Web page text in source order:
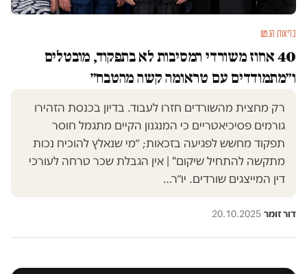
בריאות הנפש
40 אחוז משורדי המסיבות לא בתפקוד, מובטלים
ו״מתמודדים עם טראומה קשה מהטבח״
רק מחצית מהשורדים חזרו לעבוד. בדיון בכנסת הזהירו
גורמים פסיכיאטריים כי המנגנון הקיים מתגמל חוסר
תפקוד מחשש לפגיעה בזכאות; ״מי שנאלץ להוכיח נכות
מתקשה להתחיל שיקום" | אין הגבלת שכר טרחה לעורכי
דין המייצגים שורדים. יו״ר…
דור זומר·
20.10.2025